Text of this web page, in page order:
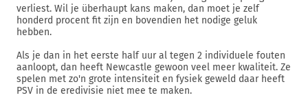
verliest. Wil je überhaupt kans maken, dan moet je zelf
honderd procent fit zijn en bovendien het nodige geluk
hebben.
Als je dan in het eerste half uur al tegen 2 individuele fouten
aanloopt, dan heeft Newcastle gewoon veel meer kwaliteit. Ze
spelen met zo'n grote intensiteit en fysiek geweld daar heeft
PSV in de eredivisie niet mee te maken.